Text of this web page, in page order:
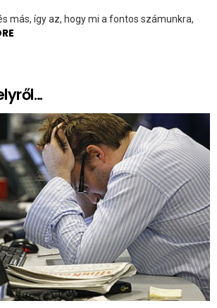
más, így az, hogy mi a fontos számunkra,